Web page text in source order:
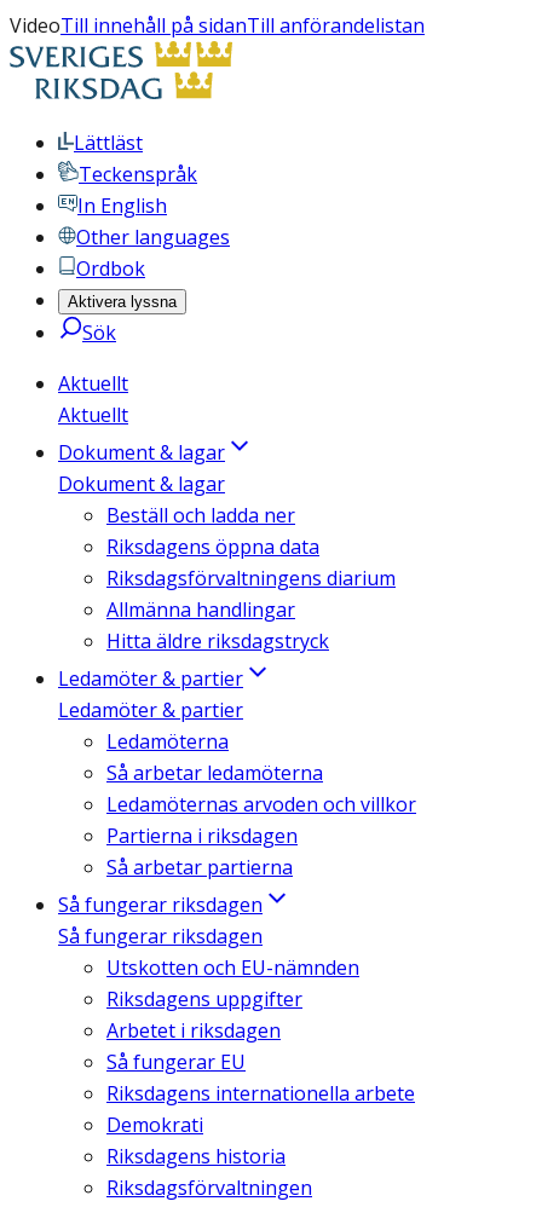
VideoTill innehåll på sidanTill anförandelistan
Lättläst
Teckenspråk
In English
Other languages
Ordbok
Aktivera lyssna
Sök
Aktuellt
Aktuellt
Dokument & lagar
Dokument & lagar
Beställ och ladda ner
Riksdagens öppna data
Riksdagsförvaltningens diarium
Allmänna handlingar
Hitta äldre riksdagstryck
Ledamöter & partier
Ledamöter & partier
Ledamöterna
Så arbetar ledamöterna
Ledamöternas arvoden och villkor
Partierna i riksdagen
Så arbetar partierna
Så fungerar riksdagen
Så fungerar riksdagen
Utskotten och EU-nämnden
Riksdagens uppgifter
Arbetet i riksdagen
Så fungerar EU
Riksdagens internationella arbete
Demokrati
Riksdagens historia
Riksdagsförvaltningen